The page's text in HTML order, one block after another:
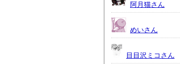
阿月猫さん
めいさん
目目沢ミコさん